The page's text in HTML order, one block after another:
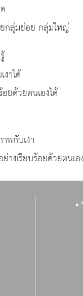
กลุ่มย่อย กลุ่มใหญ่
าได้
อยด้วยตนเองได้
พกับเงา
างเรียบร้อยด้วยตนเอ